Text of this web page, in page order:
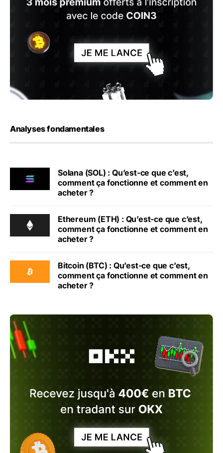
Analyses fondamentales
Solana (SOL) : Qu’est-ce que c’est,
comment ça fonctionne et comment en
acheter ?
Ethereum (ETH) : Qu’est-ce que c’est,
comment ça fonctionne et comment en
acheter ?
Bitcoin (BTC) : Qu’est-ce que c’est,
comment ça fonctionne et comment en
acheter ?